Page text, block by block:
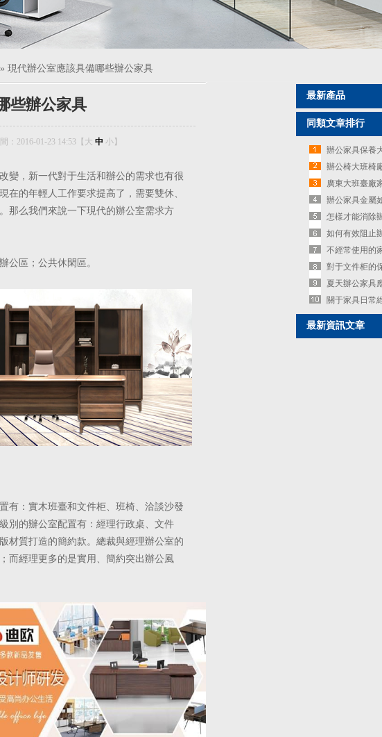
» 現代辦公室應該具備哪些辦公家具
些辦公家具
：2016-01-23 14:53【 大 中 小】
變，新一代對于生活和辦公的需求也有很
在的年輕人工作要求提高了，需要雙休、
那么我們來說一下現代的辦公室需求方
公區；公共休閑區。
有：實木班臺和文件柜、班椅、洽談沙發
別的辦公室配置有：經理行政桌、文件
材質打造的簡約款。總裁與經理辦公室的
而經理更 多的是實用、簡約突出辦公風
最新產品
同類文章排行
辦公家具保養
辦公椅大班椅
辦公家具金屬
怎樣才能消除
如何有效阻止
不經常使用的
對于文件柜的
夏天辦公家具
關于家具日常
最新資訊文章